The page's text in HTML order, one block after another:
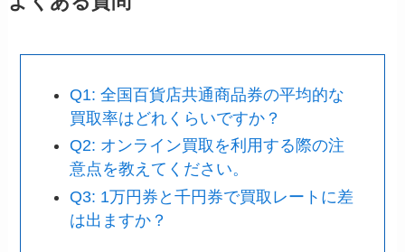
Q1: 全国百貨店共通商品券の平均的な
買取率はどれくらいですか？
Q2: オンライン買取を利用する際の注
意点を教えてください。
Q3: 1万円券と千円券で買取レートに差
は出ますか？